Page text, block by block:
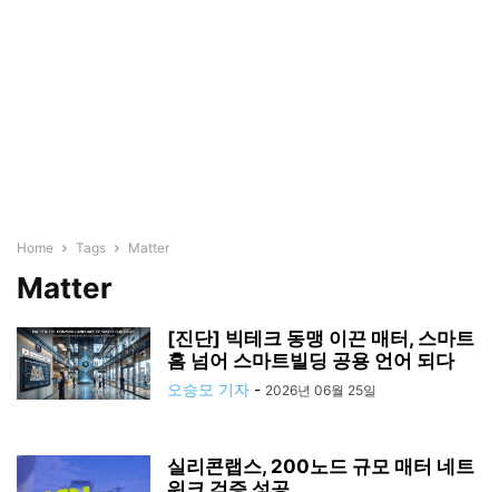
Home Tags Matter
Matter
[진단] 빅테크 동맹 이끈 매터, 스마트
홈 넘어 스마트빌딩 공용 언어 되다
오승모 기자 - 2026년 06월 25일
실리콘랩스, 200노드 규모 매터 네트